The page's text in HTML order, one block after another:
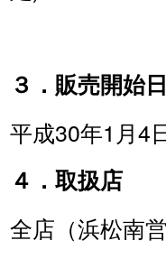
３．販売開始
平成30年1月4
４．取扱店
全店（浜松南